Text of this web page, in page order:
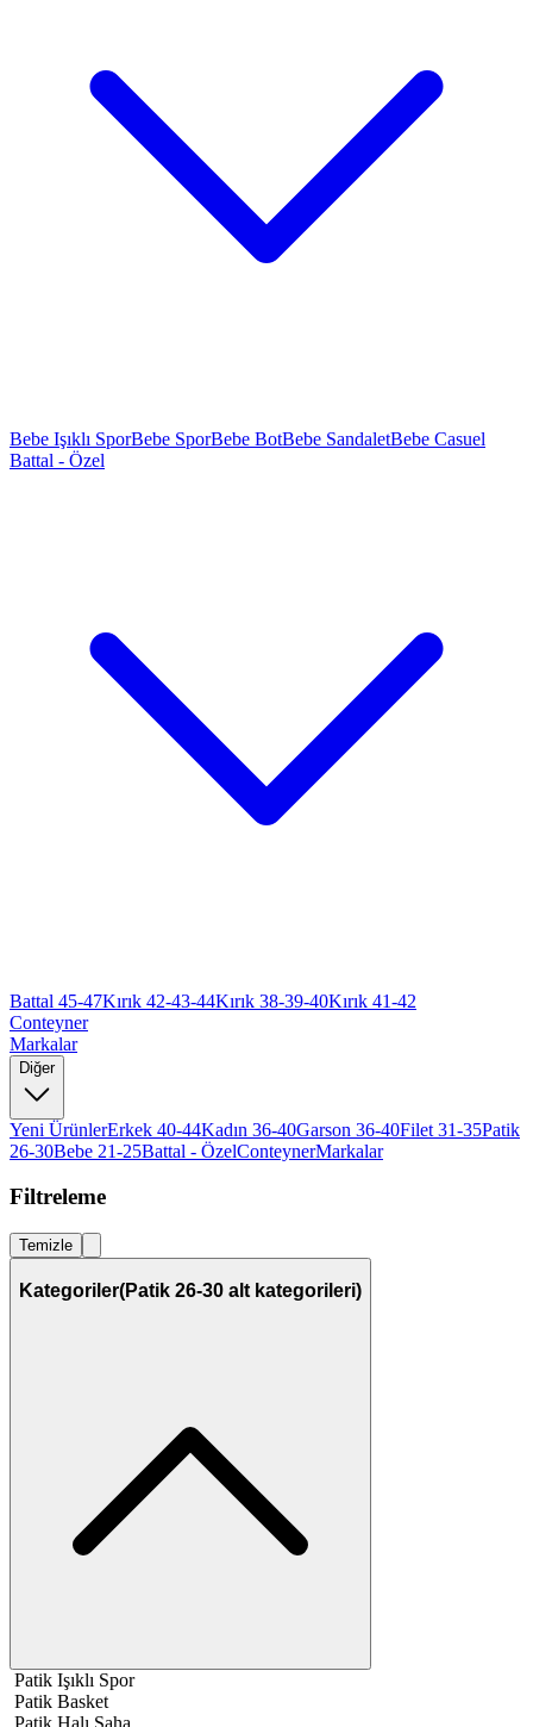
Bebe Işıklı SporBebe SporBebe BotBebe SandaletBebe Casuel
Battal - Özel
Battal 45-47Kırık 42-43-44Kırık 38-39-40Kırık 41-42
Conteyner
Markalar
Diğer
Yeni ÜrünlerErkek 40-44Kadın 36-40Garson 36-40Filet 31-35Patik
26-30Bebe 21-25Battal - ÖzelConteynerMarkalar
Filtreleme
Temizle
Kategoriler(Patik 26-30 alt kategorileri)
Patik Işıklı Spor
Patik Basket